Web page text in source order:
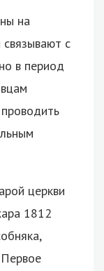
на
с
в период
церкви
1812